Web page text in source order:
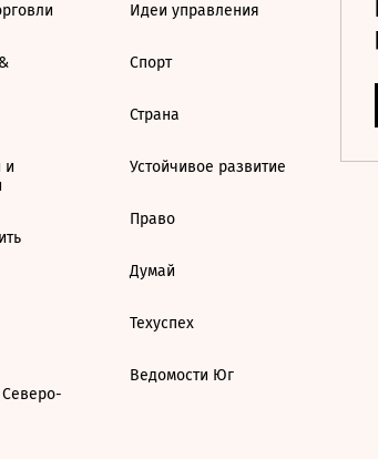
и
Идеи управления
Спорт
Страна
Устойчивое развитие
Право
Думай
Техуспех
Ведомости Юг